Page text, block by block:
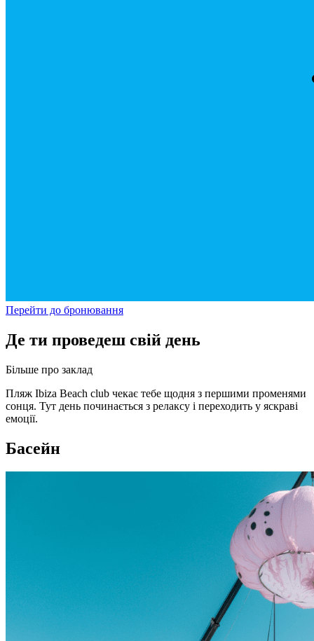
Перейти до бронювання
Де ти проведеш свій день
Більше про заклад
Пляж Ibiza Beach club чекає тебе щодня з першими променями
сонця. Тут день починається з релаксу і переходить у яскраві
емоції.
Басейн